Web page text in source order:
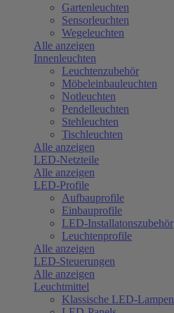
Gartenleuchten
Sensorleuchten
Wegeleuchten
Alle anzeigen
Innenleuchten
Leuchtenzubehör
Möbeleinbauleuchten
Notleuchten
Pendelleuchten
Stehleuchten
Tischleuchten
Alle anzeigen
LED-Netzteile
Alle anzeigen
LED-Profile
Aufbauprofile
Einbauprofile
LED-Installatonszubehör
Leuchtenprofile
Alle anzeigen
LED-Steuerungen
Alle anzeigen
Leuchtmittel
Klassische LED-Lampen